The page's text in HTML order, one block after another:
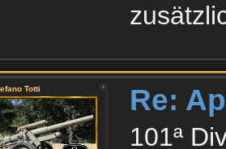
Totti Re:
101ª